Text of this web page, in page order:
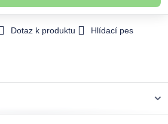
Dotaz k produktu
Hlídací pes